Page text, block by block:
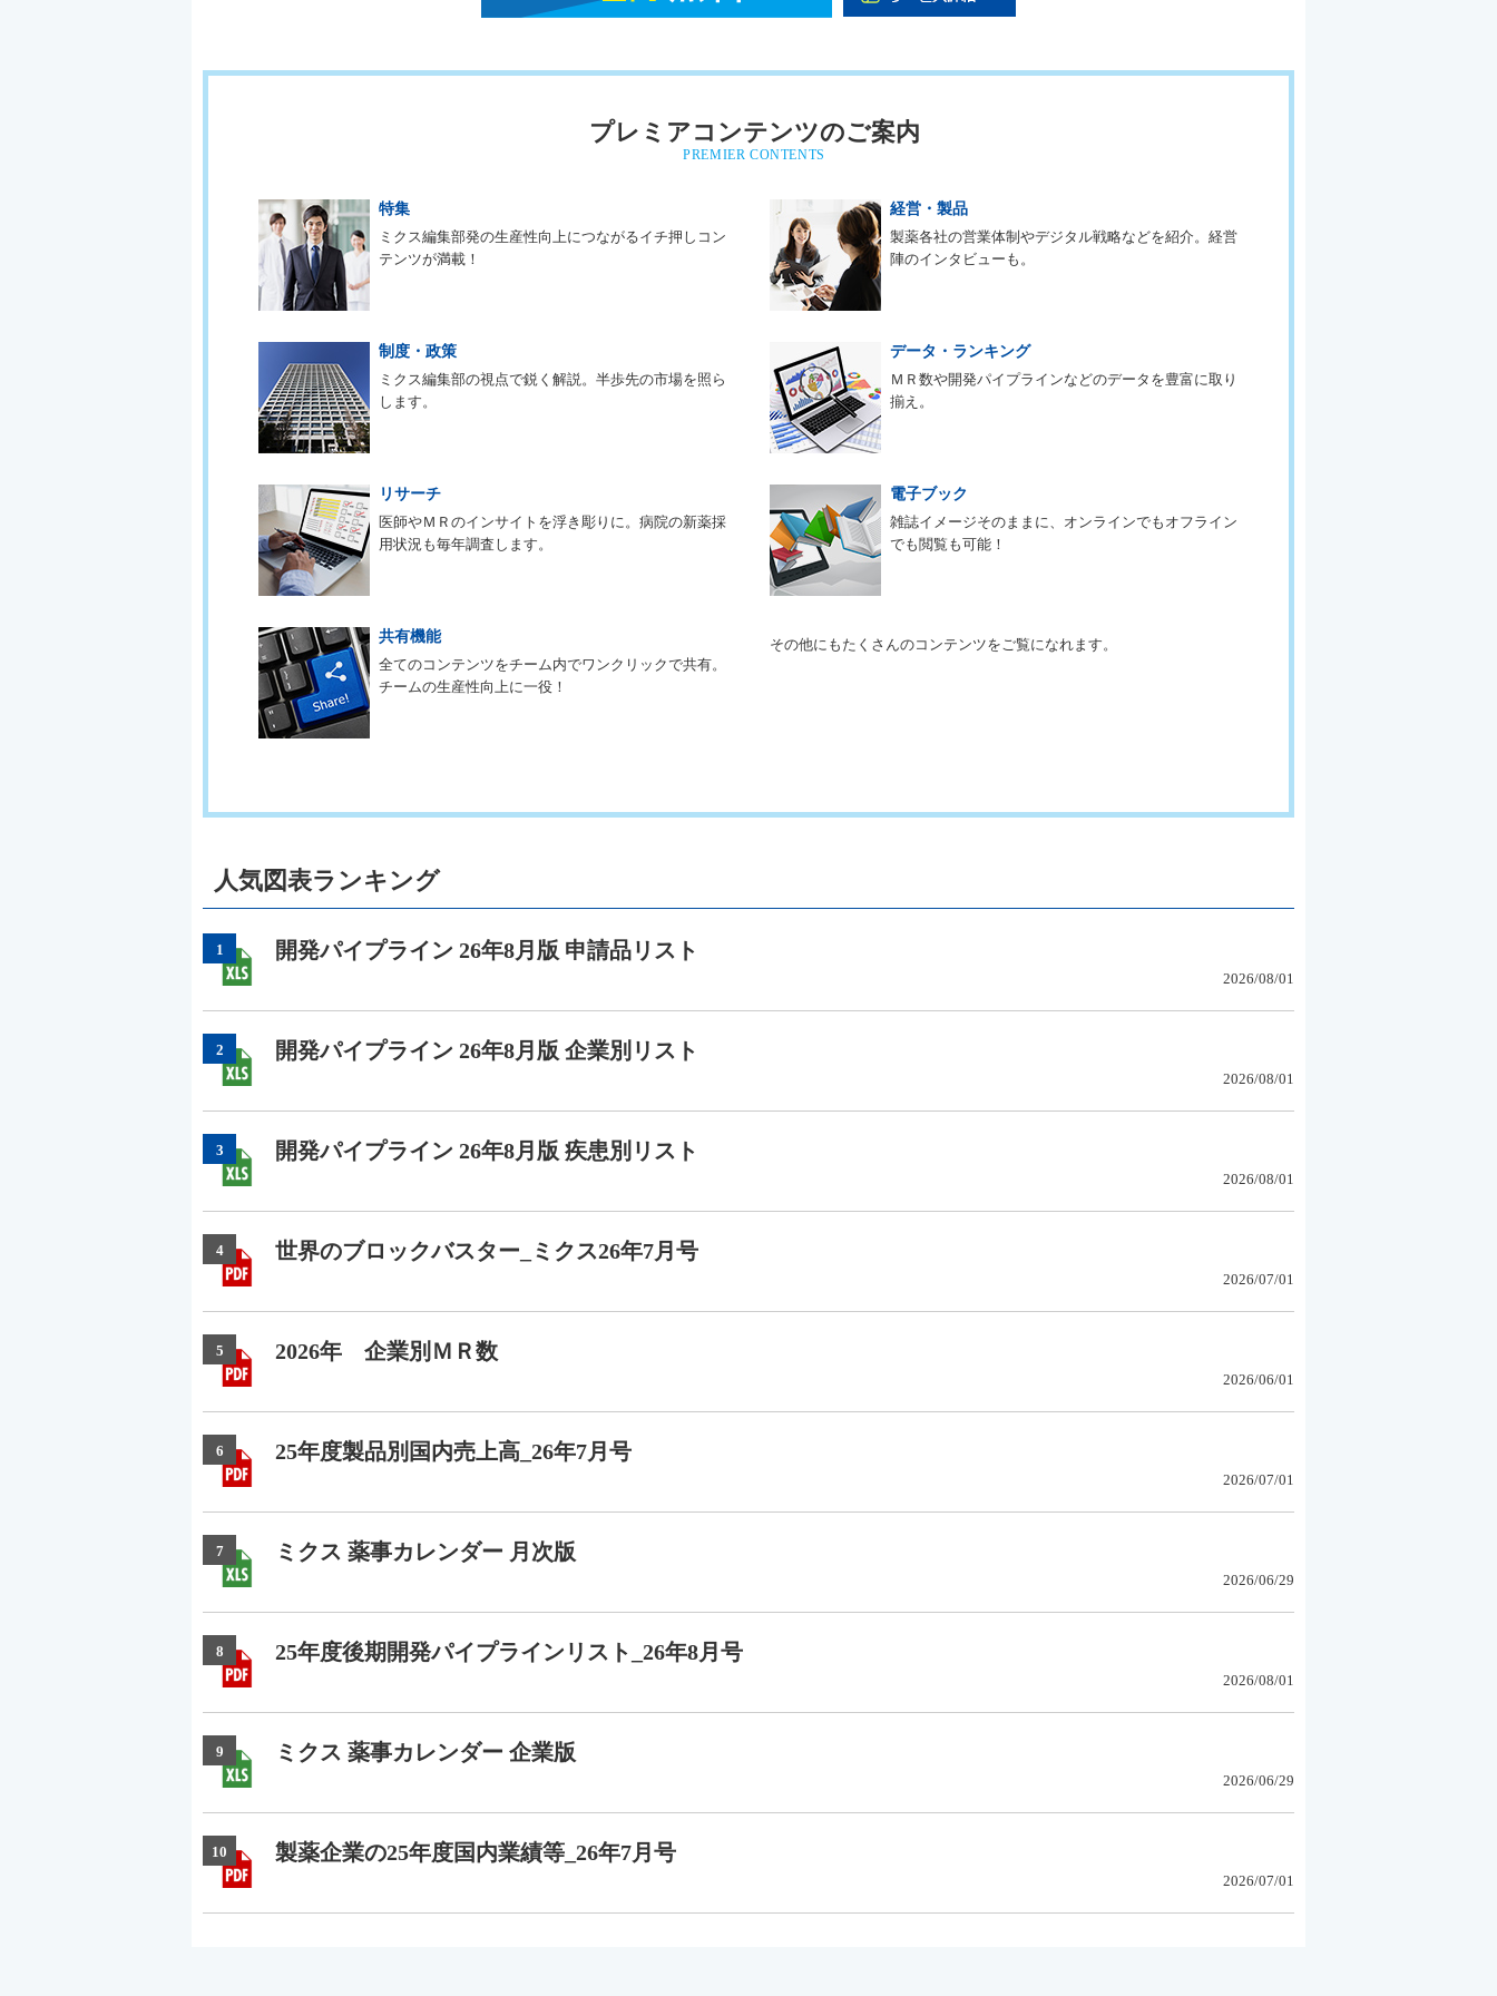
プレミアコンテンツのご案内
PREMIER CONTENTS
特集
ミクス編集部発の生産性向上につながるイチ押しコン
テンツが満載！
経営・製品
製薬各社の営業体制やデジタル戦略などを紹介。経営
陣のインタビューも。
制度・政策
ミクス編集部の視点で鋭く解説。半歩先の市場を照ら
します。
データ・ランキング
ＭＲ数や開発パイプラインなどのデータを豊富に取り
揃え。
リサーチ
医師やＭＲのインサイトを浮き彫りに。病院の新薬採
用状況も毎年調査します。
電子ブック
雑誌イメージそのままに、オンラインでもオフライン
でも閲覧も可能！
共有機能
全てのコンテンツをチーム内でワンクリックで共有。
チームの生産性向上に一役！
その他にもたくさんのコンテンツをご覧になれます。
人気図表ランキング
1 開発パイプライン 26年8月版 申請品リスト
2026/08/01
2 開発パイプライン 26年8月版 企業別リスト
2026/08/01
3 開発パイプライン 26年8月版 疾患別リスト
2026/08/01
4 世界のブロックバスター_ミクス26年7月号
2026/07/01
5 2026年 企業別ＭＲ数
2026/06/01
6 25年度製品別国内売上高_26年7月号
2026/07/01
7 ミクス 薬事カレンダー 月次版
2026/06/29
8 25年度後期開発パイプラインリスト_26年8月号
2026/08/01
9 ミクス 薬事カレンダー 企業版
2026/06/29
10 製薬企業の25年度国内業績等_26年7月号
2026/07/01